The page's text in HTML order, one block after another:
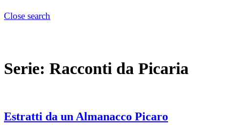
Close search
Serie: Racconti da Picaria
Estratti da un Almanacco Picaro